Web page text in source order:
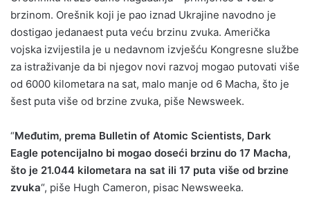
brzinom. Orešnik koji je pao iznad Ukrajine navodno je
dostigao jedanaest puta veću brzinu zvuka. Američka
vojska izvijestila je u nedavnom izvješću Kongresne službe
za istraživanje da bi njegov novi razvoj mogao putovati više
od 6000 kilometara na sat, malo manje od 6 Macha, što je
šest puta više od brzine zvuka, piše Newsweek.
“Međutim, prema Bulletin of Atomic Scientists, Dark
Eagle potencijalno bi mogao doseći brzinu do 17 Macha,
što je 21.044 kilometara na sat ili 17 puta više od brzine
zvuka“, piše Hugh Cameron, pisac Newsweeka.